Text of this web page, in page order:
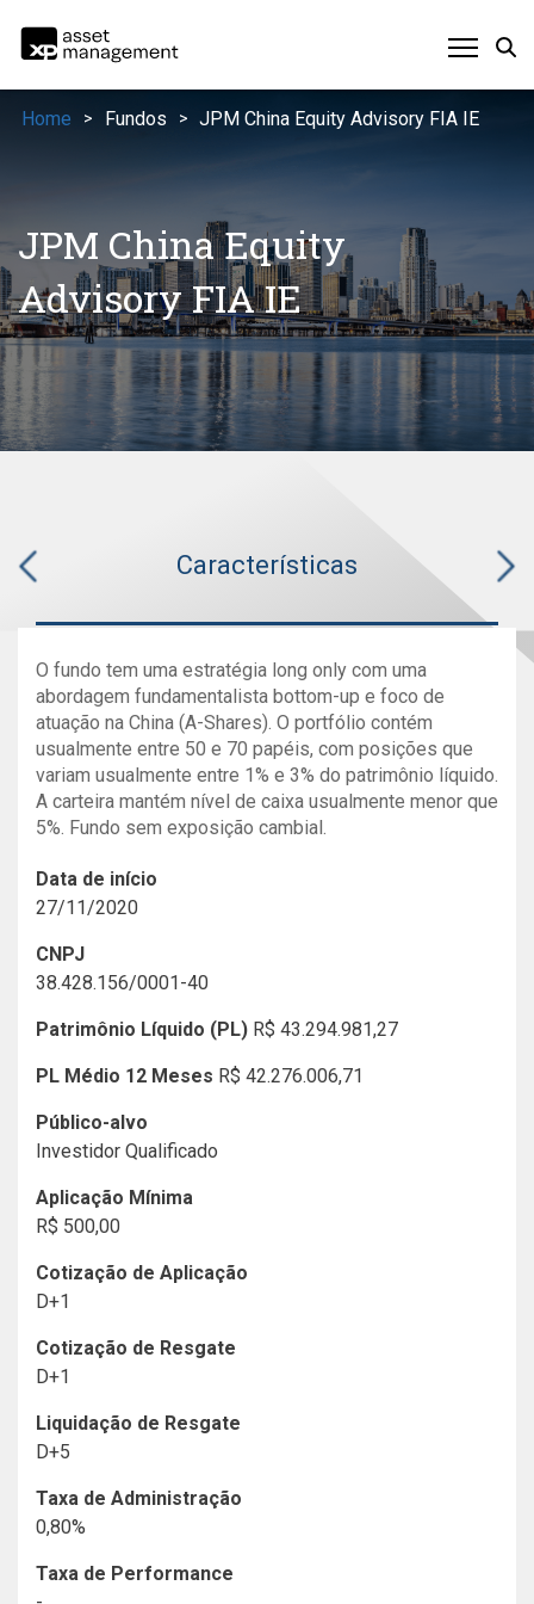
JPM China Equity
Advisory FIA IE
Home > Fundos > JPM China Equity Advisory FIA IE
Características
O fundo tem uma estratégia long only com uma
abordagem fundamentalista bottom-up e foco de
atuação na China (A-Shares). O portfólio contém
usualmente entre 50 e 70 papéis, com posições que
variam usualmente entre 1% e 3% do patrimônio líquido.
A carteira mantém nível de caixa usualmente menor que
5%. Fundo sem exposição cambial.
Data de início
27/11/2020
CNPJ
38.428.156/0001-40
Patrimônio Líquido (PL) R$ 43.294.981,27
PL Médio 12 Meses R$ 42.276.006,71
Público-alvo
Investidor Qualificado
Aplicação Mínima
R$ 500,00
Cotização de Aplicação
D+1
Cotização de Resgate
D+1
Liquidação de Resgate
D+5
Taxa de Administração
0,80%
Taxa de Performance